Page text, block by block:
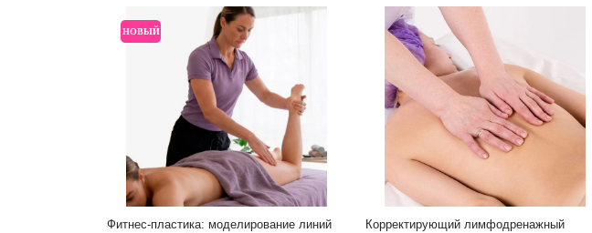
НОВЫЙ
Фитнес-пластика: моделирование линий
Корректирующий лимфодренажный